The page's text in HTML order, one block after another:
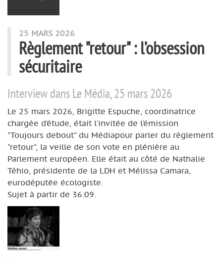
25 MARS 2026
Règlement "retour" : l’obsession
sécuritaire
Interview dans Le Média, 25 mars 2026
Le 25 mars 2026, Brigitte Espuche, coordinatrice
chargée d’étude, était l’invitée de l’émission
"Toujours debout" du Médiapour parler du règlement
"retour", la veille de son vote en plénière au
Parlement européen. Elle était au côté de Nathalie
Téhio, présidente de la LDH et Mélissa Camara,
eurodéputée écologiste.
Sujet à partir de 36:09.